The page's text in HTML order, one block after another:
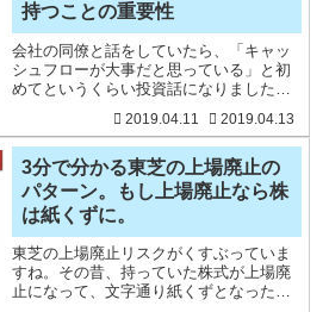
持つことの重要性
会社の同僚と話をしていたら、「キャッ
シュフローが大事だと思っている」と初
めてというくらい投資話になりました。
すし、投資話を少ししても、乗っかって
くる人はいません。たぶん、それはして
いないからだと思われます
2019.04.11 2019.04.13
3分で分かる東芝の上場廃止の
パターン。もし上場廃止なら株
は紙くずに。
東芝の上場廃止リスクがくすぶっていま
すね。その昔、持っていた株式が上場廃
止になって、文字通り紙くずとなった経